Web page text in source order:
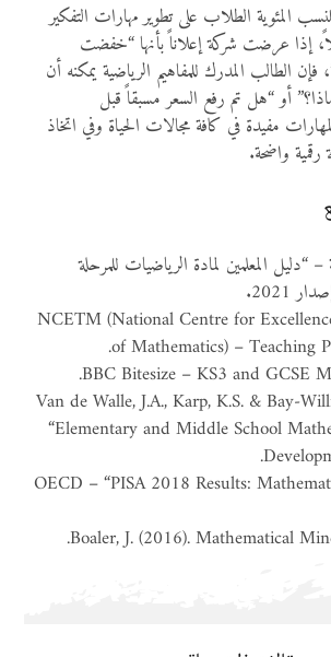
المئوية الطلاب على تطوير مهارات التفكير
إذا عرضت شركة إعلاناً بأنها “خفضت
بنسبة 60%”، فإن الطالب المدرك للمفاهيم الرياضية يمكنه أن
من ماذا؟” أو “هل تم رفع السعر مسبقاً قبل
مفيدة في كافة مجالات الحياة وفي اتخاذ
رقمية واضحة.
– “دليل المعلمين لمادة الرياضيات للمرحلة
2021.
NCETM (National Centre for
of Mathematics) – Teaching
BBC Bitesize – KS3 and GCSE
Van de Walle, J.A., Karp, K.S. & Bay-
“Elementary and Middle School
OECD – “PISA 2018 Results:
Boaler, J. (2016). Mathematical